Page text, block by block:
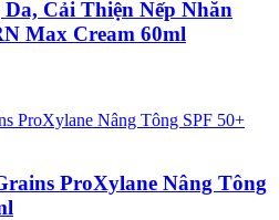
Cải Thiện Nếp Nhăn
Max Cream 60ml
ProXylane Nâng Tông